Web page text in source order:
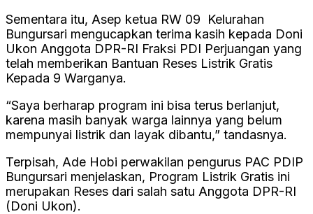
Sementara itu, Asep ketua RW 09 Kelurahan
Bungursari mengucapkan terima kasih kepada Doni
Ukon Anggota DPR-RI Fraksi PDI Perjuangan yang
telah memberikan Bantuan Reses Listrik Gratis
Kepada 9 Warganya.
“Saya berharap program ini bisa terus berlanjut,
karena masih banyak warga lainnya yang belum
mempunyai listrik dan layak dibantu,” tandasnya.
Terpisah, Ade Hobi perwakilan pengurus PAC PDIP
Bungursari menjelaskan, Program Listrik Gratis ini
merupakan Reses dari salah satu Anggota DPR-RI
(Doni Ukon).